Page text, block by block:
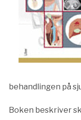
behandlingen på
Boken beskriver